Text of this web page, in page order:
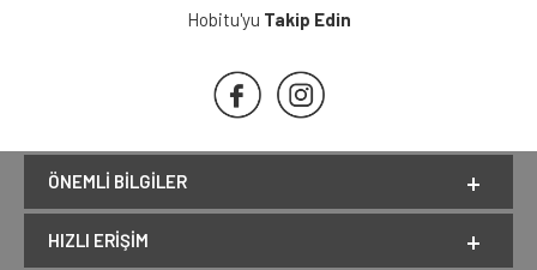
Hobitu'yu Takip Edin
ÖNEMLI BILGILER
HIZLI ERIŞIM